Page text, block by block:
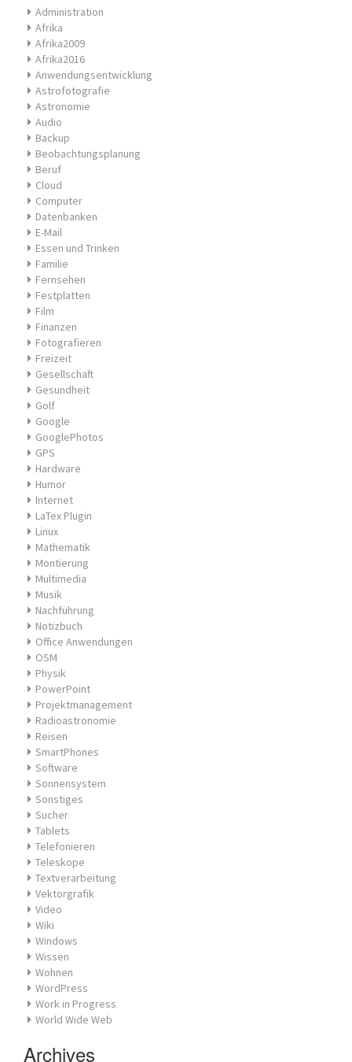
Administration
Afrika
Afrika2009
Afrika2016
Anwendungsentwicklung
Astrofotografie
Astronomie
Audio
Backup
Beobachtungsplanung
Beruf
Cloud
Computer
Datenbanken
E-Mail
Essen und Trinken
Familie
Fernsehen
Festplatten
Film
Finanzen
Fotografieren
Freizeit
Gesellschaft
Gesundheit
Golf
Google
GooglePhotos
GPS
Hardware
Humor
Internet
LaTex Plugin
Linux
Mathematik
Montierung
Multimedia
Musik
Nachführung
Notizbuch
Office Anwendungen
OSM
Physik
PowerPoint
Projektmanagement
Radioastronomie
Reisen
SmartPhones
Software
Sonnensystem
Sonstiges
Sucher
Tablets
Telefonieren
Teleskope
Textverarbeitung
Vektorgrafik
Video
Wiki
Windows
Wissen
Wohnen
WordPress
Work in Progress
World Wide Web
Archives